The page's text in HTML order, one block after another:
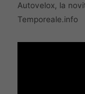
Autovelox, la
Temporeale.info